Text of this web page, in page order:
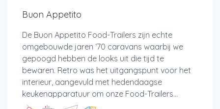
Buon Appetito
De Buon Appetito Food-Trailers zijn echte
omgebouwde jaren ‘70 caravans waarbij we
gepoogd hebben de looks uit die tijd te
bewaren. Retro was het uitgangspunt voor het
interieur, aangevuld met hedendaagse
keukenapparatuur om onze Food-Trailers...